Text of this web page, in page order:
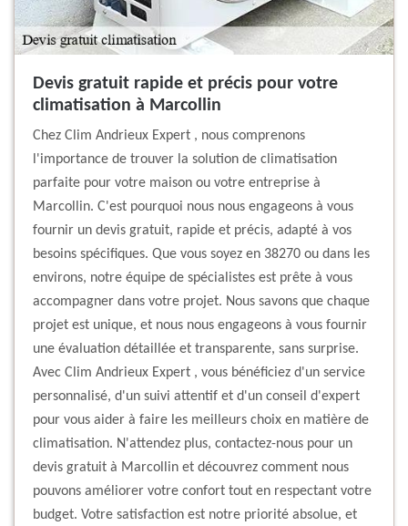
Devis gratuit rapide et précis pour votre
climatisation à Marcollin
Chez Clim Andrieux Expert , nous comprenons
l'importance de trouver la solution de climatisation
parfaite pour votre maison ou votre entreprise à
Marcollin. C'est pourquoi nous nous engageons à vous
fournir un devis gratuit, rapide et précis, adapté à vos
besoins spécifiques. Que vous soyez en 38270 ou dans les
environs, notre équipe de spécialistes est prête à vous
accompagner dans votre projet. Nous savons que chaque
projet est unique, et nous nous engageons à vous fournir
une évaluation détaillée et transparente, sans surprise.
Avec Clim Andrieux Expert , vous bénéficiez d'un service
personnalisé, d'un suivi attentif et d'un conseil d'expert
pour vous aider à faire les meilleurs choix en matière de
climatisation. N'attendez plus, contactez-nous pour un
devis gratuit à Marcollin et découvrez comment nous
pouvons améliorer votre confort tout en respectant votre
budget. Votre satisfaction est notre priorité absolue, et